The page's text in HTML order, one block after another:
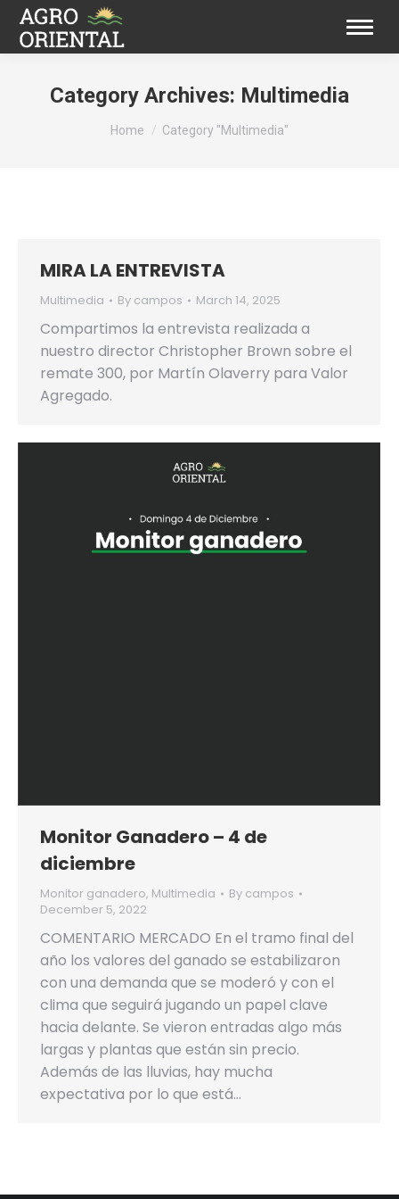
Category Archives: Multimedia
You are here:
Home Category "Multimedia"
MIRA LA ENTREVISTA
Multimedia By campos March 14, 2025
Compartimos la entrevista realizada a
nuestro director Christopher Brown sobre el
remate 300, por Martín Olaverry para Valor
Agregado.
Monitor Ganadero – 4 de
diciembre
Monitor ganadero, Multimedia By campos
December 5, 2022
COMENTARIO MERCADO En el tramo final del
año los valores del ganado se estabilizaron
con una demanda que se moderó y con el
clima que seguirá jugando un papel clave
hacia delante. Se vieron entradas algo más
largas y plantas que están sin precio.
Además de las lluvias, hay mucha
expectativa por lo que está…